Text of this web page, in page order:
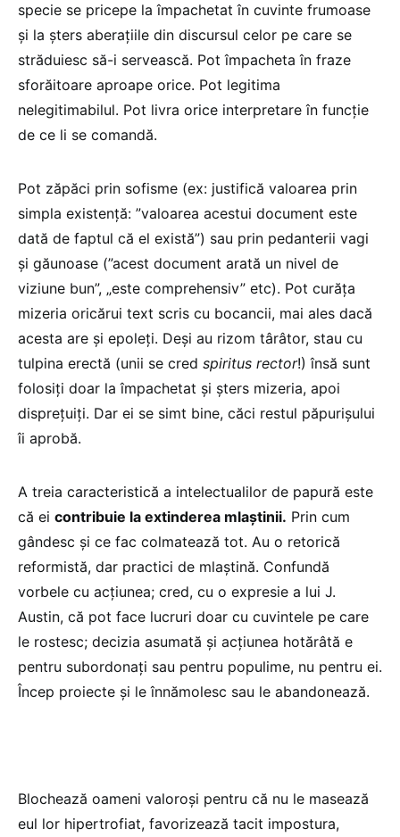
specie se pricepe la împachetat în cuvinte frumoase
și la șters aberațiile din discursul celor pe care se
străduiesc să-i servească. Pot împacheta în fraze
sforăitoare aproape orice. Pot legitima
nelegitimabilul. Pot livra orice interpretare în funcție
de ce li se comandă.
Pot zăpăci prin sofisme (ex: justifică valoarea prin
simpla existență: ”valoarea acestui document este
dată de faptul că el există”) sau prin pedanterii vagi
și găunoase (”acest document arată un nivel de
viziune bun”, „este comprehensiv” etc). Pot curăța
mizeria oricărui text scris cu bocancii, mai ales dacă
acesta are și epoleți. Deși au rizom târâtor, stau cu
tulpina erectă (unii se cred spiritus rector!) însă sunt
folosiți doar la împachetat și șters mizeria, apoi
disprețuiți. Dar ei se simt bine, căci restul păpurișului
îi aprobă.
A treia caracteristică a intelectualilor de papură este
că ei contribuie la extinderea mlaștinii. Prin cum
gândesc și ce fac colmatează tot. Au o retorică
reformistă, dar practici de mlaștină. Confundă
vorbele cu acțiunea; cred, cu o expresie a lui J.
Austin, că pot face lucruri doar cu cuvintele pe care
le rostesc; decizia asumată și acțiunea hotărâtă e
pentru subordonați sau pentru populime, nu pentru ei.
Încep proiecte și le înnămolesc sau le abandonează.
Blochează oameni valoroși pentru că nu le masează
eul lor hipertrofiat, favorizează tacit impostura,